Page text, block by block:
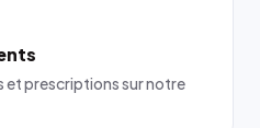
et prescriptions sur notre